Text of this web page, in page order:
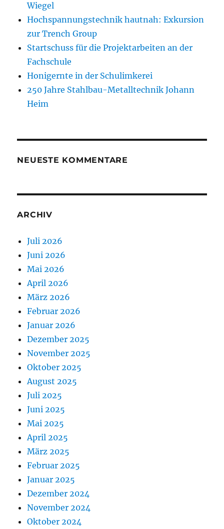
Wiegel
Hochspannungstechnik hautnah: Exkursion
zur Trench Group
Startschuss für die Projektarbeiten an der
Fachschule
Honigernte in der Schulimkerei
250 Jahre Stahlbau-Metalltechnik Johann
Heim
NEUESTE KOMMENTARE
ARCHIV
Juli 2026
Juni 2026
Mai 2026
April 2026
März 2026
Februar 2026
Januar 2026
Dezember 2025
November 2025
Oktober 2025
August 2025
Juli 2025
Juni 2025
Mai 2025
April 2025
März 2025
Februar 2025
Januar 2025
Dezember 2024
November 2024
Oktober 2024